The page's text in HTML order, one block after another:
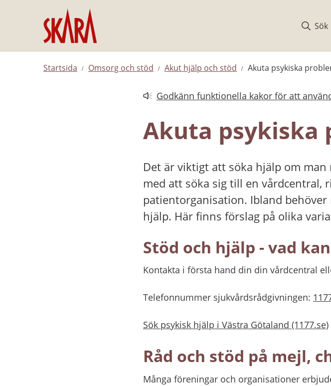
Hoppa till innehåll
Sök
Startsida Omsorg och stöd Akut hjälp och stöd Akuta psykiska
Godkänn funktionella kakor för att
Länk till annan webbplats.
Akuta psykiska
Det är viktigt att söka hjälp om
med att söka sig till en vårdcentral,
patientorganisation. Ibland
hjälp. Här finns förslag på olika
Stöd och hjälp - vad
Kontakta i första hand din din vårdcentral
Telefonnummer sjukvårdsrådgivningen:
Sök psykisk hjälp i Västra Götaland (1177.se)
Råd och stöd på mejl,
Många föreningar och organisationer